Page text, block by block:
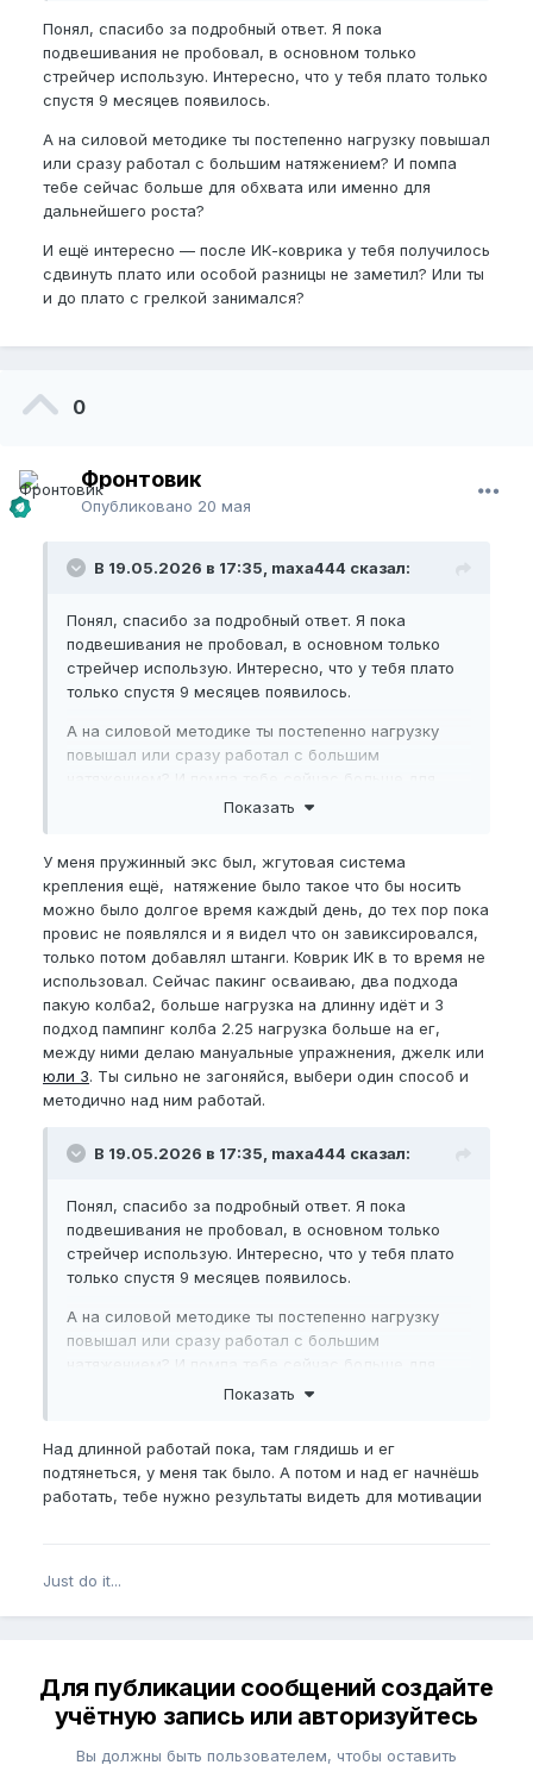
Понял, спасибо за подробный ответ. Я пока
подвешивания не пробовал, в основном только
стрейчер использую. Интересно, что у тебя плато только
спустя 9 месяцев появилось.
А на силовой методике ты постепенно нагрузку повышал
или сразу работал с большим натяжением? И помпа
тебе сейчас больше для обхвата или именно для
дальнейшего роста?
И ещё интересно — после ИК-коврика у тебя получилось
сдвинуть плато или особой разницы не заметил? Или ты
и до плато с грелкой занимался?
0
Фронтовик
Опубликовано 20 мая
В 19.05.2026 в 17:35, maxa444 сказал:
Понял, спасибо за подробный ответ. Я пока
подвешивания не пробовал, в основном только
стрейчер использую. Интересно, что у тебя плато
только спустя 9 месяцев появилось.
А на силовой методике ты постепенно нагрузку
повышал или сразу работал с большим
обхвата или именно для дальнейшего роста?
получилось сдвинуть плато или особой разницы не
заметил? Или ты и до плато с грелкой занимался?
Показать
У меня пружинный экс был, жгутовая система
крепления ещё, натяжение было такое что бы носить
можно было долгое время каждый день, до тех пор пока
провис не появлялся и я видел что он завиксировался,
только потом добавлял штанги. Коврик ИК в то время не
использовал. Сейчас пакинг осваиваю, два подхода
пакую колба2, больше нагрузка на длинну идёт и 3
подход пампинг колба 2.25 нагрузка больше на ег,
между ними делаю мануальные упражнения, джелк или
юли 3. Ты сильно не загоняйся, выбери один способ и
методично над ним работай.
В 19.05.2026 в 17:35, maxa444 сказал:
Понял, спасибо за подробный ответ. Я пока
подвешивания не пробовал, в основном только
стрейчер использую. Интересно, что у тебя плато
только спустя 9 месяцев появилось.
А на силовой методике ты постепенно нагрузку
повышал или сразу работал с большим
натяжением? И помпа тебе сейчас больше для
обхвата или именно для дальнейшего роста?
получилось сдвинуть плато или особой разницы не
заметил? Или ты и до плато с грелкой занимался?
Показать
Над длинной работай пока, там глядишь и ег
подтянеться, у меня так было. А потом и над ег начнёшь
работать, тебе нужно результаты видеть для мотивации
Just do it...
Для публикации сообщений создайте
учётную запись или авторизуйтесь
Вы должны быть пользователем, чтобы оставить